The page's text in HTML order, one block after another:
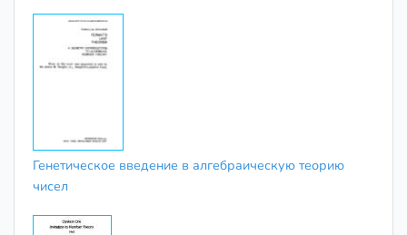
Генетическое введение в алгебраическую теорию
чисел